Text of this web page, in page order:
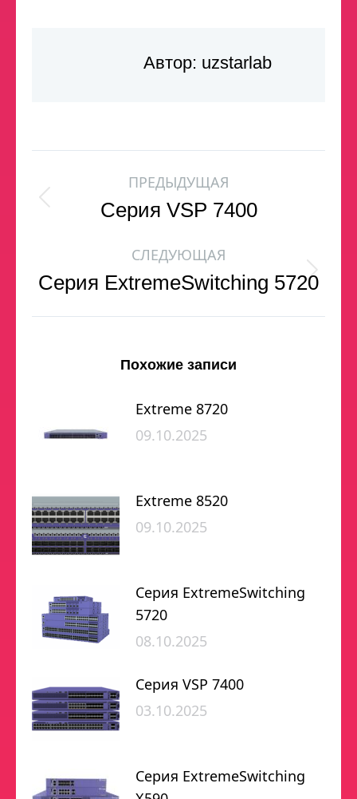
Автор: uzstarlab
ПРЕДЫДУЩАЯ
Серия VSP 7400
СЛЕДУЮЩАЯ
Серия ExtremeSwitching 5720
Похожие записи
Extreme 8720
09.10.2025
Extreme 8520
09.10.2025
Серия ExtremeSwitching
5720
08.10.2025
Серия VSP 7400
03.10.2025
Серия ExtremeSwitching